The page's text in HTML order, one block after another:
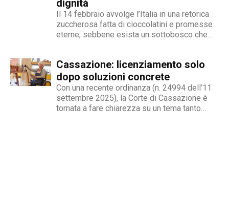
dignità
Il 14 febbraio avvolge l’Italia in una retorica
zuccherosa fatta di cioccolatini e promesse
eterne, sebbene esista un sottobosco che
un’opzione commerciale né un dato di di fatto,
ma...
Cassazione: licenziamento solo
dopo soluzioni concrete
Con una recente ordinanza (n. 24994 dell’11
settembre 2025), la Corte di Cassazione è
tornata a fare chiarezza su un tema tanto